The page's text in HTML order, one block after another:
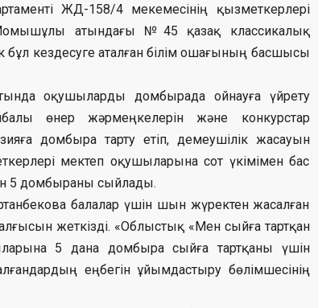
ЖД-158/4 мекемесінің қызметкерлері
атындағы №45 қазақ классикалық
бұл кездесуге аталған білім ошағының басшысы
оқушыларды домбырада ойнауға үйрету
өнер жәрмеңкелерін және конкурстар
домбыра тарту етіп, демеушілік жасауын
мектеп оқушыларына сот үкімімен бас
5 домбыраны сыйлады.
балалар үшін шын жүректен жасалған
жеткізді. «Облыстық «Мен сыйға тартқан
5 дана домбыра сыйға тартқаны үшін
еңбегін ұйымдастыру бөлімшесінің